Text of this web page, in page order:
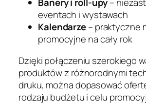
eventach i wystawach
Kalendarze– praktyczne
promocyjne na cały rok
Dzięki połączeniu szerokiego
produktów z różnorodnymi
druku, można dopasować
rodzaju budżetu i celu